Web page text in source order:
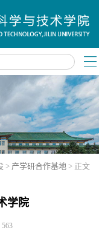
> 产学研合作基地 > 正文
学院
563